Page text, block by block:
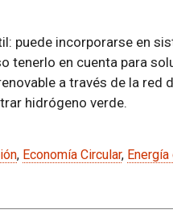
puede incorporarse en
tenerlo en cuenta para
a través de la red
hidrógeno verde.
, Economía Circular,